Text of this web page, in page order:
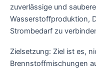
zuverlässige und
Wasserstoffproduktion,
Strombedarf zu
Zielsetzung: Ziel ist es,
Brennstoffmischungen